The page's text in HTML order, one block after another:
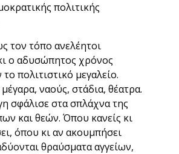
πολιτικής
τον τόπο ανελέητοι
ο αδυσώπητος χρόνος
πολιτιστικό μεγαλείο.
ναούς, στάδια, θέατρα.
σφάλισε στα σπλάχνα της
και θεών. Όπου κανείς κι
όπου κι αν ακουμπήσει
θραύσματα αγγείων,